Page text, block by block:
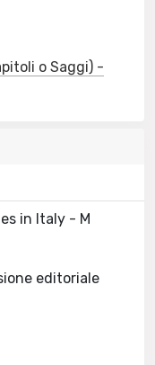
o Saggi) -
in Italy - M
editoriale